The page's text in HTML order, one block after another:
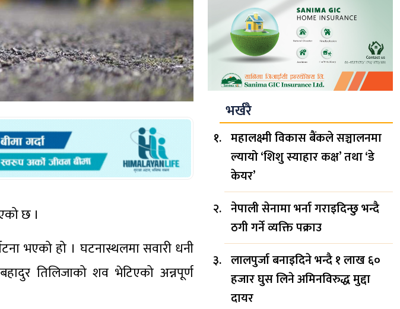
छ ।
भएको हो । घटनास्थलमा सवारी धनी
तिलिजाको शव भेटिएको अन्नपूर्ण
भर्खरै
महालक्ष्मी विकास बैंकले सञ्चालनमा
ल्यायो ‘शिशु स्याहार कक्ष’ तथा ‘डे
केयर’
नेपाली सेनामा भर्ना गराइदिन्छु भन्दै
ठगी गर्ने व्यक्ति पक्राउ
लालपुर्जा बनाइदिने भन्दै १ लाख ६०
हजार घुस लिने अमिनविरुद्ध मुद्दा
दायर